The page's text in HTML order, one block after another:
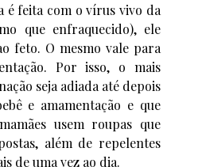
é feita com o vírus vivo da
que enfraquecido), ele
feto. O mesmo vale para
Por isso, o mais
seja adiada até depois
e amamentação e que
usem roupas que
além de repelentes
de uma vez ao dia.